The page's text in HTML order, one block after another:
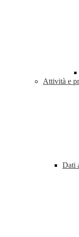
Attività e
Dati